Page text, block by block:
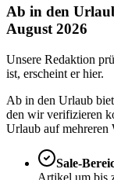
Ab in den
August 2026
Unsere Redaktion
ist, erscheint er hier.
Ab in den Urlaub
den wir verifizieren
Urlaub auf mehreren
Sale-
Artikel um bis